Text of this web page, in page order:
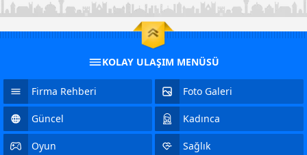
KOLAY ULAŞIM MENÜSÜ
Firma Rehberi Foto Galeri
Güncel Kadınca
Oyun Sağlık